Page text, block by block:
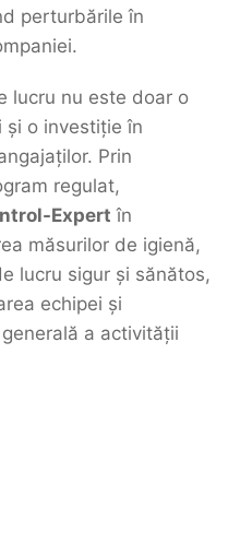
perturbările în
lucru nu este doar o
și o investiție în
Prin
regulat,
Expert în
măsurilor de igienă,
lucru sigur și sănătos,
echipei și
a activității